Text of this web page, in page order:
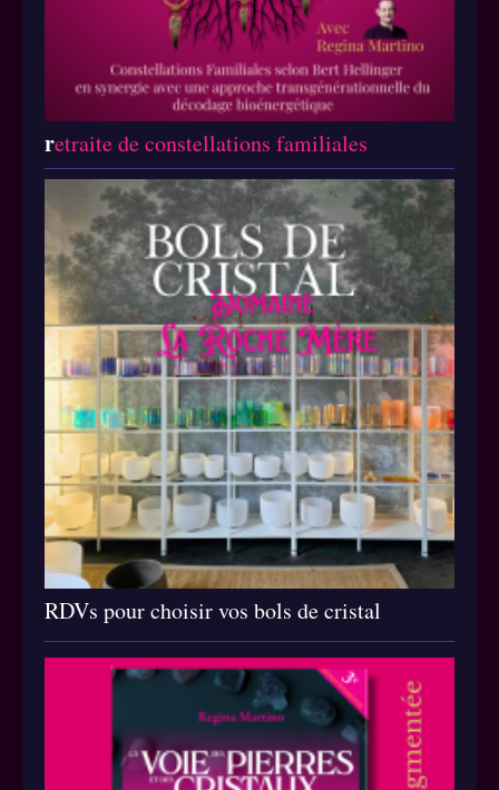
retraite de constellations familiales
RDVs pour choisir vos bols de cristal